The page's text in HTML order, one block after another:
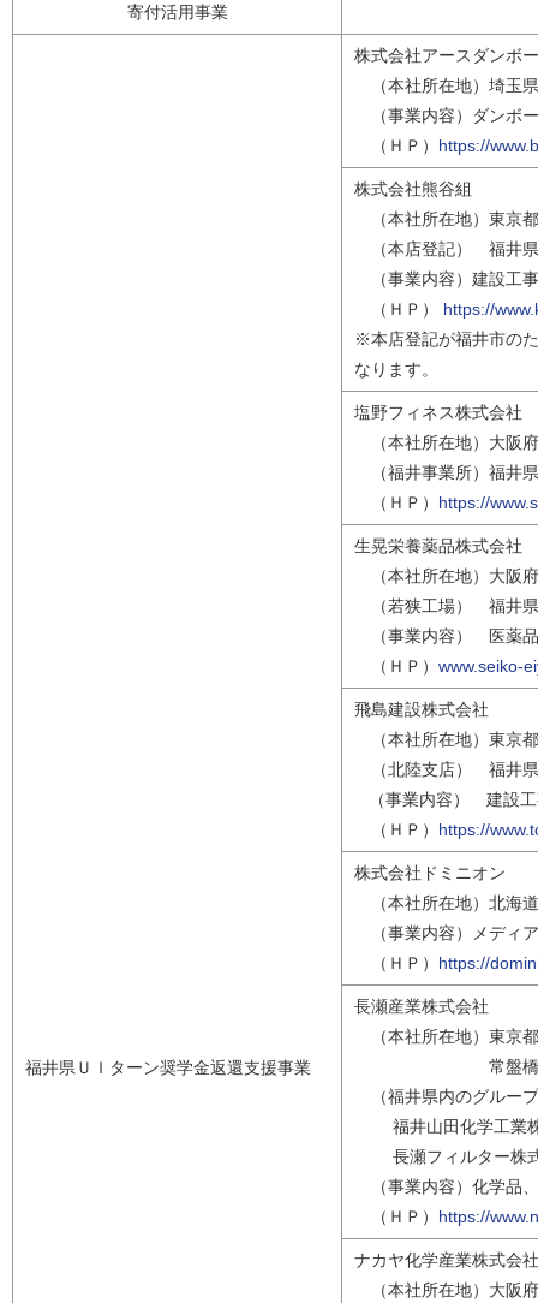
寄付活用事業
福井県ＵＩターン奨学金返還支援事業
株式会社アースダンボ
（本社所在地）埼玉
（事業内容）ダンボ
（ＨＰ） https://
株式会社熊谷組
（本社所在地）東京
（本店登記） 福井県
（事業内容）建設工
（ＨＰ） https://
※本店登記が福井市の
なります。
塩野フィネス株式会
（本社所在地）大阪
（福井事業所）福井
（ＨＰ） https://
生晃栄養薬品株式会社
（本社所在地）大阪
（若狭工場） 福井県
（事業内容） 医薬品
（ＨＰ） www.seiko-
飛島建設株式会社
（本社所在地）東京
（北陸支店） 福井県
（事業内容） 建設
（ＨＰ） https://
株式会社ドミニオン
（本社所在地）北海
（事業内容）メディ
（ＨＰ） https://
長瀬産業
（本社所在地）東京
常盤橋タ
（福井県内のグルー
福井山田化学工業株
長瀬フィルター株式
（事業内容）化学品
（ＨＰ） https://
ナカヤ化学産業株式会社
（本社所在地）大阪